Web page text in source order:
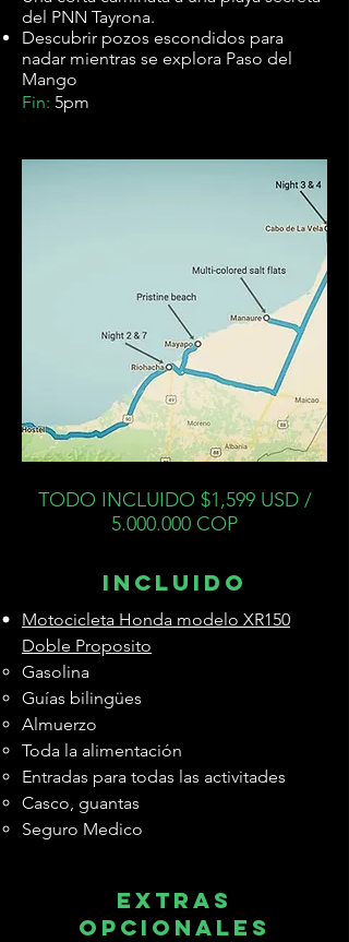
del PNN Tayrona.
Descubrir pozos escondidos para
nadar mientras se explora Paso del
Mango
Fin: 5pm
TODO INCLUIDO $1,599 USD /
5.000.000 COP
INCLUIDO
Motocicleta Honda modelo XR150
Doble Proposito
Gasolina
Guías bilingües
Almuerzo
Toda la alimentación
Entradas para todas las activitades
Casco, guantas
Seguro Medico
Extras
opcionales